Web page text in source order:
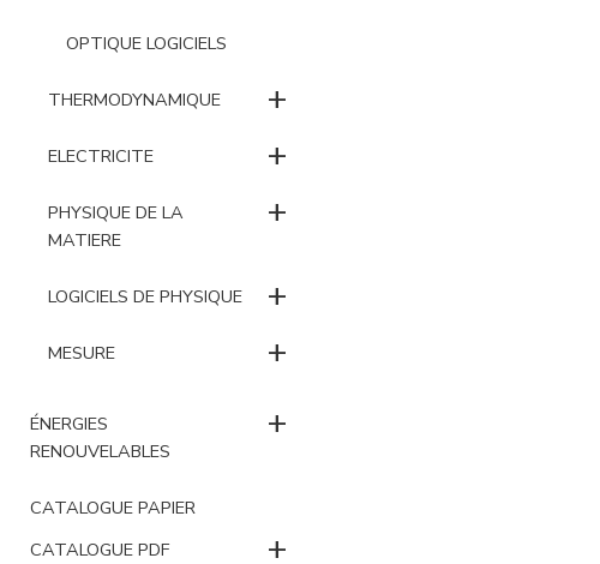
OPTIQUE LOGICIELS
THERMODYNAMIQUE +
ELECTRICITE +
PHYSIQUE DE LA
MATIERE
+
LOGICIELS DE PHYSIQUE +
MESURE +
ÉNERGIES
RENOUVELABLES
+
CATALOGUE PAPIER
CATALOGUE PDF
+